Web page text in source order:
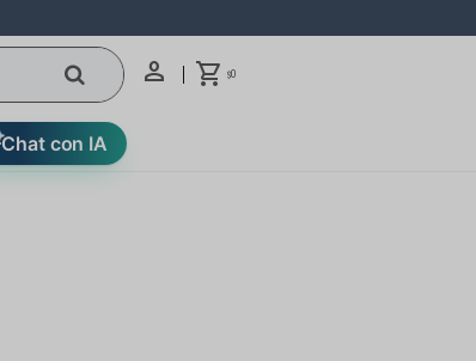
$0
Chat con IA